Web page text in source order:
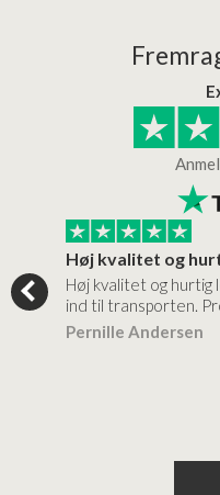
Høj kvalitet og
Høj kvalitet og hurtig
ind til transporten.
Pernille Andersen